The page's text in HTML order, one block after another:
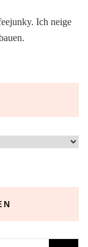
Ich neige